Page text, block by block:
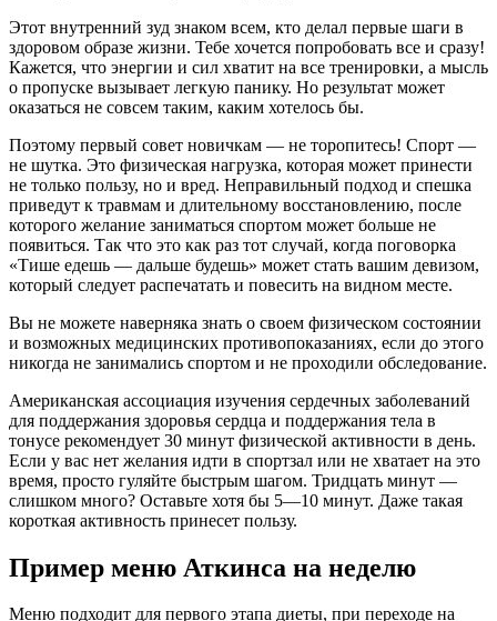
Этот внутренний зуд знаком всем, кто делал первые шаги в
здоровом образе жизни. Тебе хочется попробовать все и сразу!
Кажется, что энергии и сил хватит на все тренировки, а мысль
о пропуске вызывает легкую панику. Но результат может
оказаться не совсем таким, каким хотелось бы.
Поэтому первый совет новичкам — не торопитесь! Спорт —
не шутка. Это физическая нагрузка, которая может принести
не только пользу, но и вред. Неправильный подход и спешка
приведут к травмам и длительному восстановлению, после
которого желание заниматься спортом может больше не
появиться. Так что это как раз тот случай, когда поговорка
«Тише едешь — дальше будешь» может стать вашим девизом,
который следует распечатать и повесить на видном месте.
Вы не можете наверняка знать о своем физическом состоянии
и возможных медицинских противопоказаниях, если до этого
никогда не занимались спортом и не проходили обследование.
Американская ассоциация изучения сердечных заболеваний
для поддержания здоровья сердца и поддержания тела в
тонусе рекомендует 30 минут физической активности в день.
Если у вас нет желания идти в спортзал или не хватает на это
время, просто гуляйте быстрым шагом. Тридцать минут —
слишком много? Оставьте хотя бы 5—10 минут. Даже такая
короткая активность принесет пользу.
Пример меню Аткинса на неделю
Меню подходит для первого этапа диеты, при переходе на